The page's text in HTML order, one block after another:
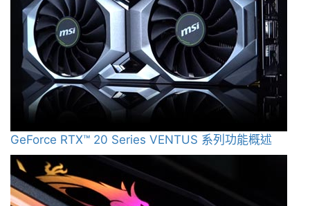
GeForce RTX™ 20 Series VENTUS 系列功能概述